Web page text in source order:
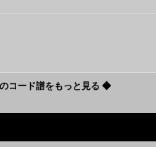
コード譜をもっと見る ◆